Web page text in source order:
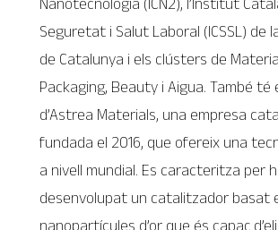
Seguretat i Salut Laboral (ICSSL) de
de Catalunya i els clústers de
Packaging, Beauty i Aigua. També té
d’Astrea Materials, una empresa
fundada el 2016, que ofereix una
a nivell mundial. Es caracteritza per
desenvolupat un catalitzador basat
nanopartícules d’or que és capaç